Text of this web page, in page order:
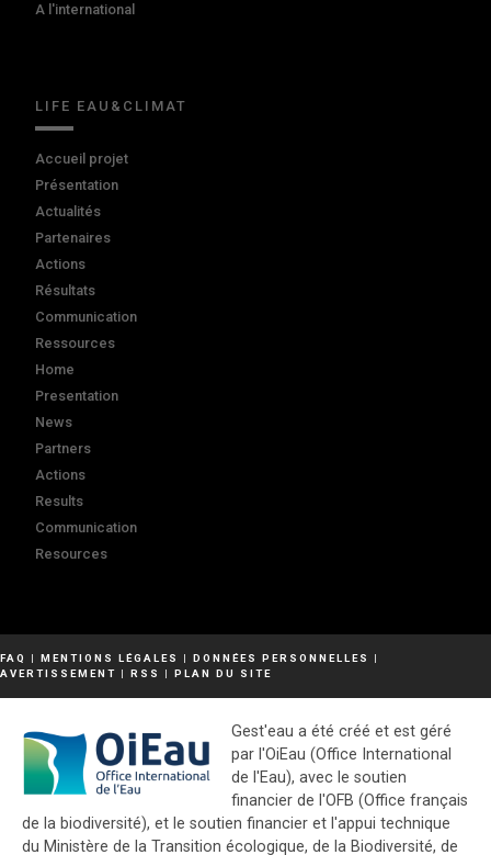
A l'international
LIFE EAU&CLIMAT
Accueil projet
Présentation
Actualités
Partenaires
Actions
Résultats
Communication
Ressources
Home
Presentation
News
Partners
Actions
Results
Communication
Resources
FAQ | MENTIONS LÉGALES | DONNÉES PERSONNELLES
|
AVERTISSEMENT | RSS | PLAN DU SITE
Gest'eau a été créé et est géré
par l'OiEau (Office International
de l'Eau), avec le soutien
financier de l'OFB (Office français
de la biodiversité), et le soutien financier et l'appui technique
du Ministère de la Transition écologique, de la Biodiversité, de